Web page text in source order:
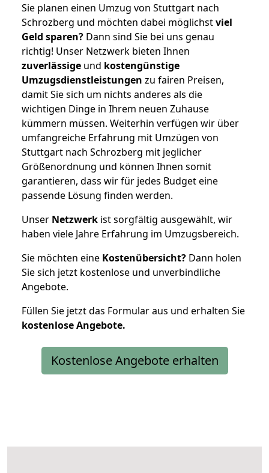
Sie planen einen Umzug von Stuttgart nach
Schrozberg und möchten dabei möglichstviel
Geld sparen? Dann sind Sie bei uns genau
richtig! Unser Netzwerk bieten Ihnen
zuverlässige und kostengünstige
Umzugsdienstleistungen zu fairen Preisen,
damit Sie sich um nichts anderes als die
wichtigen Dinge in Ihrem neuen Zuhause
kümmern müssen. Weiterhin verfügen wir über
umfangreiche Erfahrung mit Umzügen von
Stuttgart nach Schrozberg mit jeglicher
Größenordnung und können Ihnen somit
garantieren, dass wir für jedes Budget eine
passende Lösung finden werden.
Unser Netzwerk ist sorgfältig ausgewählt, wir
haben viele Jahre Erfahrung im Umzugsbereich.
Sie möchten eine Kostenübersicht? Dann holen
Sie sich jetzt kostenlose und unverbindliche
Angebote.
Füllen Sie jetzt das Formular aus und erhalten Sie
kostenloseAngebote.
Kostenlose Angebote erhalten